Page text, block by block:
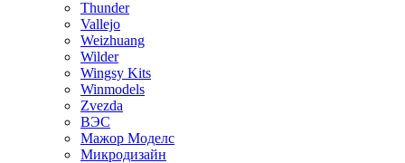
Thunder
Vallejo
Weizhuang
Wilder
Wingsy Kits
Winmodels
Zvezda
ВЭС
Мажор Моделс
Микродизайн